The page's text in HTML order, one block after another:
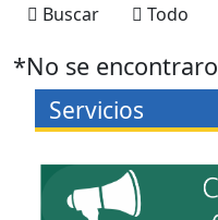
Buscar Todo
*No se
Servicios